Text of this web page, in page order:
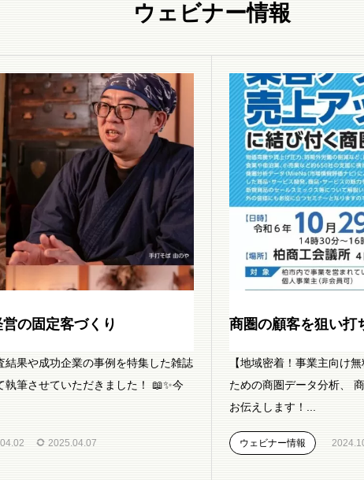
ウェビナー情報
の固定客づくり
果や成功企業の事例を特集した雑誌
筆させていただきました！ 📖✨今
2025.04.07
商圏の顧客を狙い打
【地域密着！事業主向け
ための商圏データ分析、
お伝えします！...
ウェビナー情報